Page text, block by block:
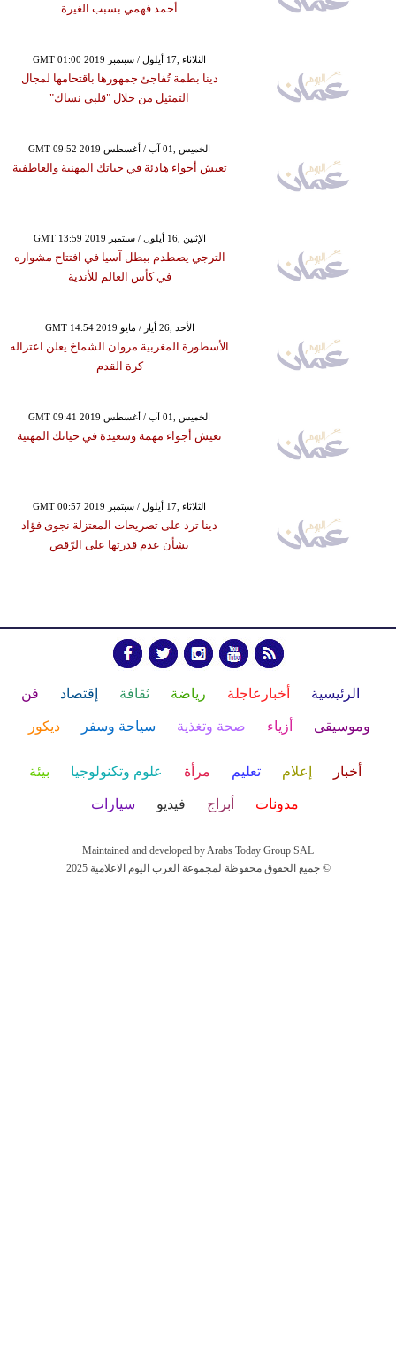
أحمد فهمي بسبب الغيرة
GMT 01:00 2019 الثلاثاء ,17 أيلول / سبتمبر
دينا بطمة تُفاجئ جمهورها باقتحامها لمجال
التمثيل من خلال "قلبي نساك"
GMT 09:52 2019 الخميس ,01 آب / أغسطس
تعيش أجواء هادئة في حياتك المهنية والعاطفية
GMT 13:59 2019 الإثنين ,16 أيلول / سبتمبر
الترجي يصطدم ببطل آسيا في افتتاح مشواره
في كأس العالم للأندية
GMT 14:54 2019 الأحد ,26 أيار / مايو
الأسطورة المغربية مروان الشماخ يعلن اعتزاله
كرة القدم
GMT 09:41 2019 الخميس ,01 آب / أغسطس
تعيش أجواء مهمة وسعيدة في حياتك المهنية
GMT 00:57 2019 الثلاثاء ,17 أيلول / سبتمبر
دينا ترد على تصريحات المعتزلة نجوى فؤاد
بشأن عدم قدرتها على الرّقص
الرئيسية أخبارعاجلة رياضة ثقافة إقتصاد فن
وموسيقى أزياء صحة وتغذية سياحة وسفر ديكور
أخبار إعلام تعليم مرأة علوم وتكنولوجيا بيئة
مدونات أبراج فيديو سيارات
Maintained and developed by Arabs Today Group SAL
جميع الحقوق محفوظة لمجموعة العرب اليوم الاعلامية 2025 ©